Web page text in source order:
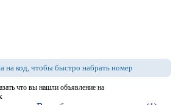
на код, чтобы быстро набрать номер
что вы нашли объявление на